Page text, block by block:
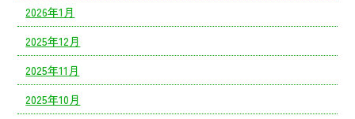
2026年1月
2025年12月
2025年11月
2025年10月